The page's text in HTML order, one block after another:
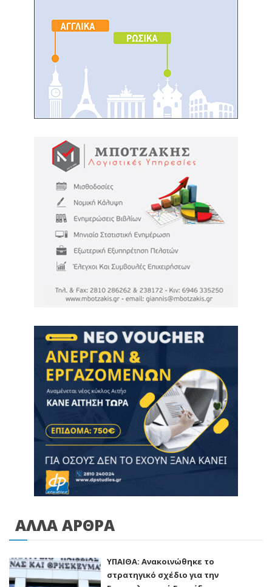
ΑΛΛΑ ΑΡΘΡΑ
ΥΠΑΙΘΑ: Ανακοινώθηκε το
στρατηγικό σχέδιο για την